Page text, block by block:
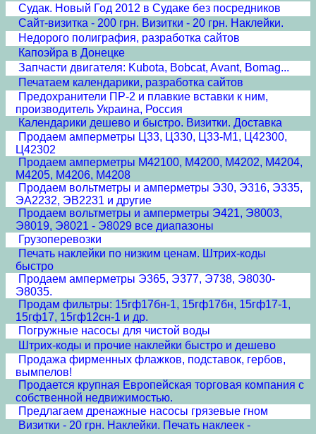
Судак. Новый Год 2012 в Судаке без посредников
Сайт-визитка - 200 грн. Визитки - 20 грн. Наклейки.
Недорого полиграфия, разработка сайтов
Капоэйра в Донецке
Запчасти двигателя: Kubota, Bobcat, Avant, Bomag...
Печатаем календарики, разработка сайтов
Предохранители ПР-2 и плавкие вставки к ним,
производитель Украина, Россия
Календарики дешево и быстро. Визитки. Доставка
Продаем амперметры Ц33, Ц330, Ц33-М1, Ц42300,
Ц42302
Продаем амперметры М42100, М4200, М4202, М4204,
М4205, М4206, М4208
Продаем вольтметры и амперметры Э30, Э316, Э335,
ЭА2232, ЭВ2231 и другие
Продаем вольтметры и амперметры Э421, Э8003,
Э8019, Э8021 - Э8029 все диапазоны
Грузоперевозки
Печать наклейки по низким ценам. Штрих-коды
быстро
Продаем амперметры Э365, Э377, Э738, Э8030-
Э8035.
Продам фильтры: 15гф17бн-1, 15гф17бн, 15гф17-1,
15гф17, 15гф12сн-1 и др.
Погружные насосы для чистой воды
Штрих-коды и прочие наклейки быстро и дешево
Продажа фирменных флажков, подставок, гербов,
вымпелов!
Продается крупная Европейская торговая компания с
собственной недвижимостью.
Предлагаем дренажные насосы грязевые гном
Визитки - 20 грн. Наклейки. Печать наклеек -